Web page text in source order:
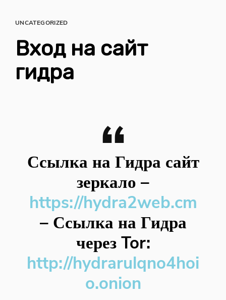
UNCATEGORIZED
Вход на сайт
гидра
Ссылка на Гидра сайт
зеркало –
https://hydra2web.cm
– Ссылка на Гидра
через Tor:
http://hydrarulqno4hoi
o.onion